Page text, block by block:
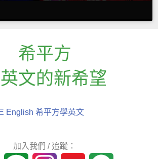
希平方
文的新希望
English 希平方學英文
加入我們 / 追蹤：